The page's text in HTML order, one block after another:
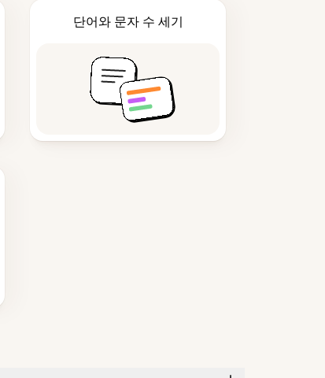
단어와 문자 수 세기